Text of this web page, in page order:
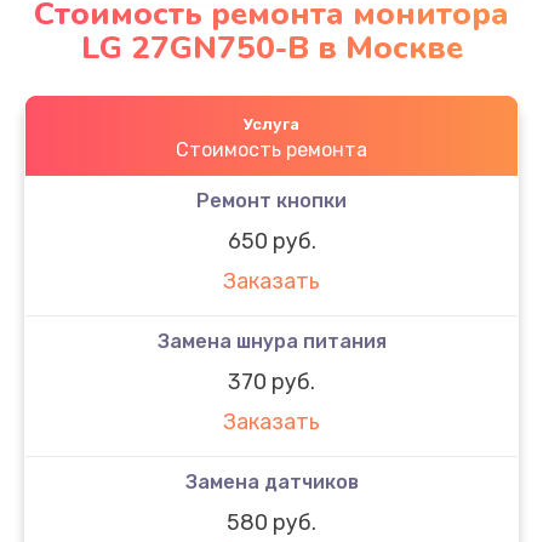
Стоимость ремонта монитора
LG 27GN750-B в Москве
Услуга
Стоимость ремонта
Ремонт кнопки
650 руб.
Заказать
Замена шнура питания
370 руб.
Заказать
Замена датчиков
580 руб.